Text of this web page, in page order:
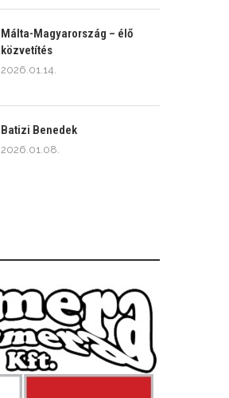
Málta-Magyarország – élő
közvetítés
2026.01.14.
Batizi Benedek
2026.01.08.